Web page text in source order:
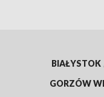
BIAŁYSTOK
GORZÓW